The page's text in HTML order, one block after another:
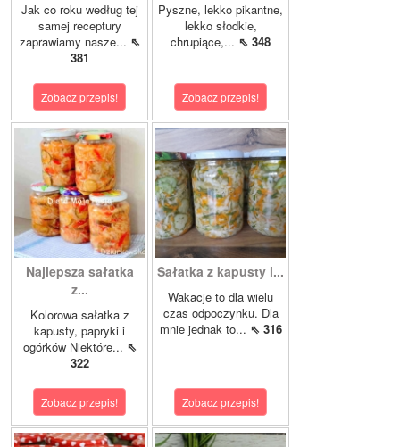
Jak co roku według tej
samej receptury
zaprawiamy nasze... ⇖
381
Zobacz przepis!
Pyszne, lekko pikantne,
lekko słodkie,
chrupiące,... ⇖ 348
Zobacz przepis!
Najlepsza sałatka
z...
Kolorowa sałatka z
kapusty, papryki i
ogórków Niektóre... ⇖
322
Zobacz przepis!
Sałatka z kapusty i...
Wakacje to dla wielu
czas odpoczynku. Dla
mnie jednak to... ⇖ 316
Zobacz przepis!